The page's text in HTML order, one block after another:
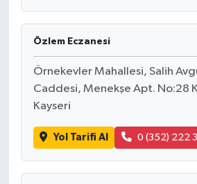
Özlem Eczanesi
Örnekevler Mahallesi, Salih
Caddesi, Menekşe Apt. No:28
Kayseri
Yol Tarifi Al 0 (352) 222